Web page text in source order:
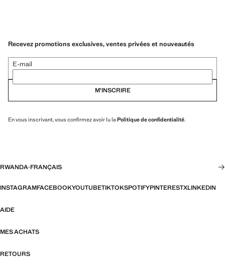
Recevez promotions exclusives, ventes privées et nouveautés
E-mail
M’INSCRIRE
En vous inscrivant, vous confirmez avoir lu la Politique de confidentialité.
RWANDA·FRANÇAIS
INSTAGRAMFACEBOOKYOUTUBETIKTOKSPOTIFYPINTERESTXLINKEDIN
AIDE
MES ACHATS
RETOURS